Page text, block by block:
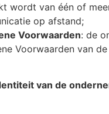
wordt van één of
op afstand;
Voorwaarden: de
Voorwaarden van
van de